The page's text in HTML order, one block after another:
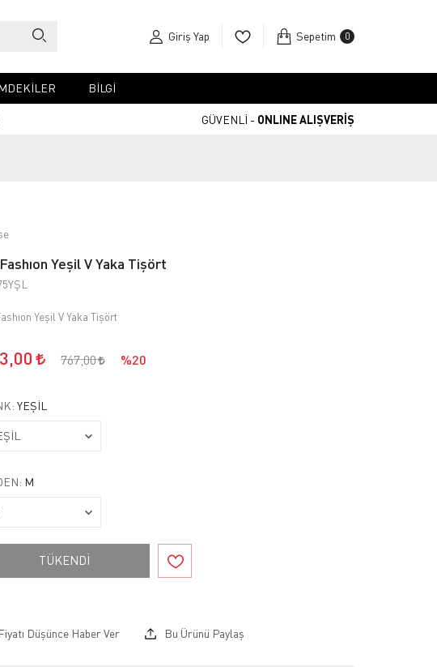
Giriş Yap Sepetim 0
BİLGİ
GÜVENLİ - ONLINE ALIŞVERİŞ
Yeşil V Yaka Tişört
Yeşil V Yaka Tişört
767,00 %20
YEŞİL
M
TÜKENDİ
Fiyatı Düşünce Haber Ver Bu Ürünü Paylaş